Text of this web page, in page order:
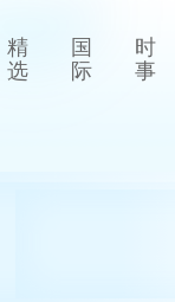
精
选
国
际
时
事